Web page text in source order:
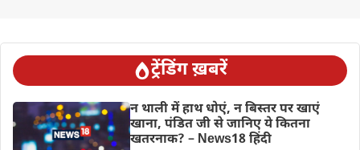
ट्रेंडिंग ख़बरें
न थाली में हाथ धोएं, न बिस्तर पर खाएं
खाना, पंडित जी से जानिए ये कितना
खतरनाक? – News18 हिंदी